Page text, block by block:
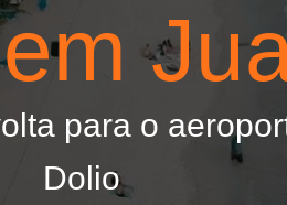
para o
Dolio